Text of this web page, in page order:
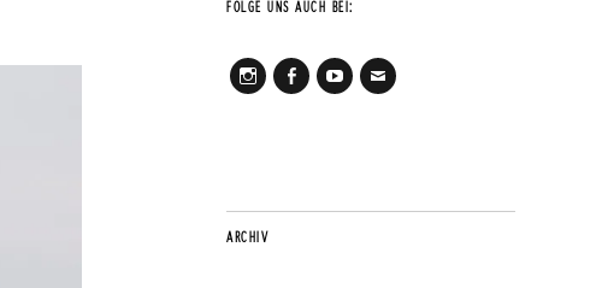
FOLGE UNS AUCH BEI:
ARCHIV